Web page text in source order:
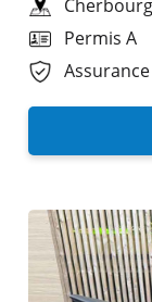
Cherbourg
Permis A